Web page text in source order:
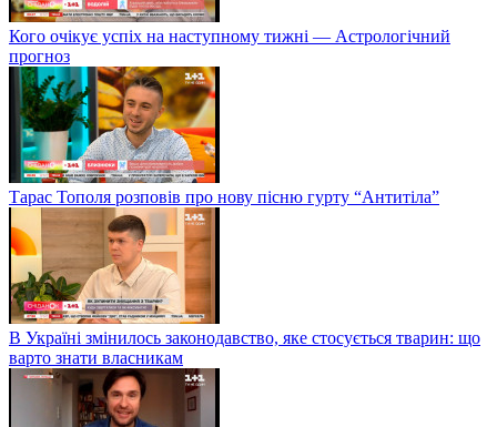
Кого очікує успіх на наступному тижні — Астрологічний
прогноз
Тарас Тополя розповів про нову пісню гурту “Антитіла”
В Україні змінилось законодавство, яке стосується тварин: що
варто знати власникам